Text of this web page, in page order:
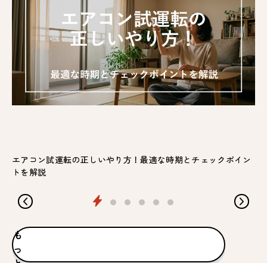
エアコン試運転の正しいやり方！最適な時期とチェックポイン
トを解説
も
っ